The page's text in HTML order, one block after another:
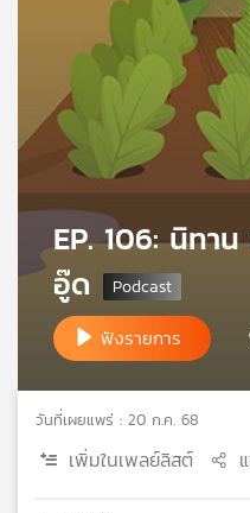
กิจกรรม
เกี่ยว
เรา
เครือ
พี
EP. 106: นิทา
อู๊ด
ฟังรายการ
วันที่เผยแพร่ : 20 ก.ค. 68
เพิ่มในเพลย์ลิสต์